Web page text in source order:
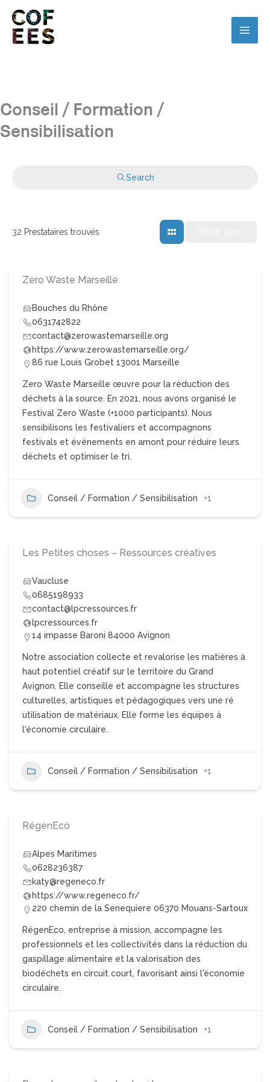
Conseil / Formation /
Sensibilisation
Search
32 Prestataires trouvés
Zero Waste Marseille
Bouches du Rhône
0631742822
contact@zerowastemarseille.org
https://www.zerowastemarseille.org/
86 rue Louis Grobet 13001 Marseille
Zero Waste Marseille œuvre pour la réduction des
déchets à la source. En 2021, nous avons organisé le
Festival Zero Waste (+1000 participants). Nous
sensibilisons les festivaliers et accompagnons
festivals et événements en amont pour réduire leurs
déchets et optimiser le tri.
Conseil / Formation / Sensibilisation +1
Les Petites choses – Ressources créatives
Vaucluse
0685198933
contact@lpcressources.fr
lpcressources.fr
14 impasse Baroni 84000 Avignon
Notre association collecte et revalorise les matières à
haut potentiel créatif sur le territoire du Grand
Avignon. Elle conseille et accompagne les structures
culturelles, artistiques et pédagogiques vers une ré
utilisation de matériaux. Elle forme les équipes à
l'économie circulaire.
Conseil / Formation / Sensibilisation +1
RégenEco
Alpes Maritimes
0628236387
katy@regeneco.fr
https://www.regeneco.fr/
220 chemin de la Senequiere 06370 Mouans-Sartoux
RégenEco, entreprise à mission, accompagne les
professionnels et les collectivités dans la réduction du
gaspillage alimentaire et la valorisation des
biodéchets en circuit court, favorisant ainsi l'économie
circulaire.
Conseil / Formation / Sensibilisation +1